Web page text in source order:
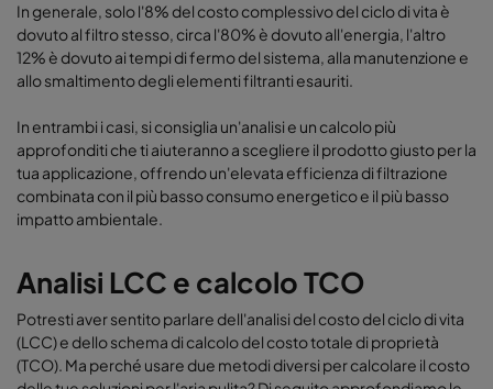
In generale, solo l'8% del costo complessivo del ciclo di vita è
dovuto al filtro stesso, circa l'80% è dovuto all'energia, l'altro
12% è dovuto ai tempi di fermo del sistema, alla manutenzione e
allo smaltimento degli elementi filtranti esauriti.
In entrambi i casi, si consiglia un'analisi e un calcolo più
approfonditi che ti aiuteranno a scegliere il prodotto giusto per la
tua applicazione, offrendo un'elevata efficienza di filtrazione
combinata con il più basso consumo energetico e il più basso
impatto ambientale.
Analisi LCC e calcolo TCO
Potresti aver sentito parlare dell'analisi del costo del ciclo di vita
(LCC) e dello schema di calcolo del costo totale di proprietà
(TCO). Ma perché usare due metodi diversi per calcolare il costo